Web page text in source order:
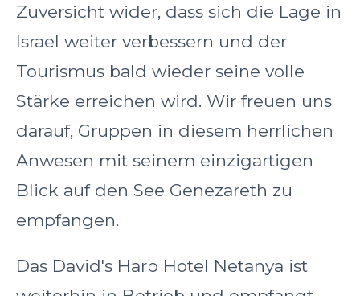
Zuversicht wider, dass sich die Lage in
Israel weiter verbessern und der
Tourismus bald wieder seine volle
Stärke erreichen wird. Wir freuen uns
darauf, Gruppen in diesem herrlichen
Anwesen mit seinem einzigartigen
Blick auf den See Genezareth zu
empfangen.
Das David's Harp Hotel Netanya ist